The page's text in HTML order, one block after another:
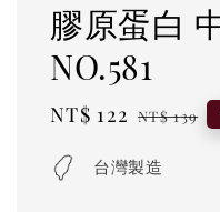
膠原蛋白
NO.581
Sale
NT$ 122 Regular
NT$ 139
台灣製造